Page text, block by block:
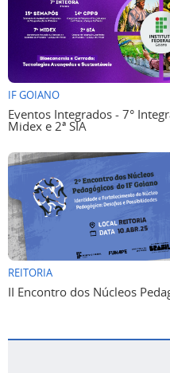
IF GOIANO
Eventos Integrados - 7°
Midex e 2ª SIA
REITORIA
II Encontro dos Núcleos